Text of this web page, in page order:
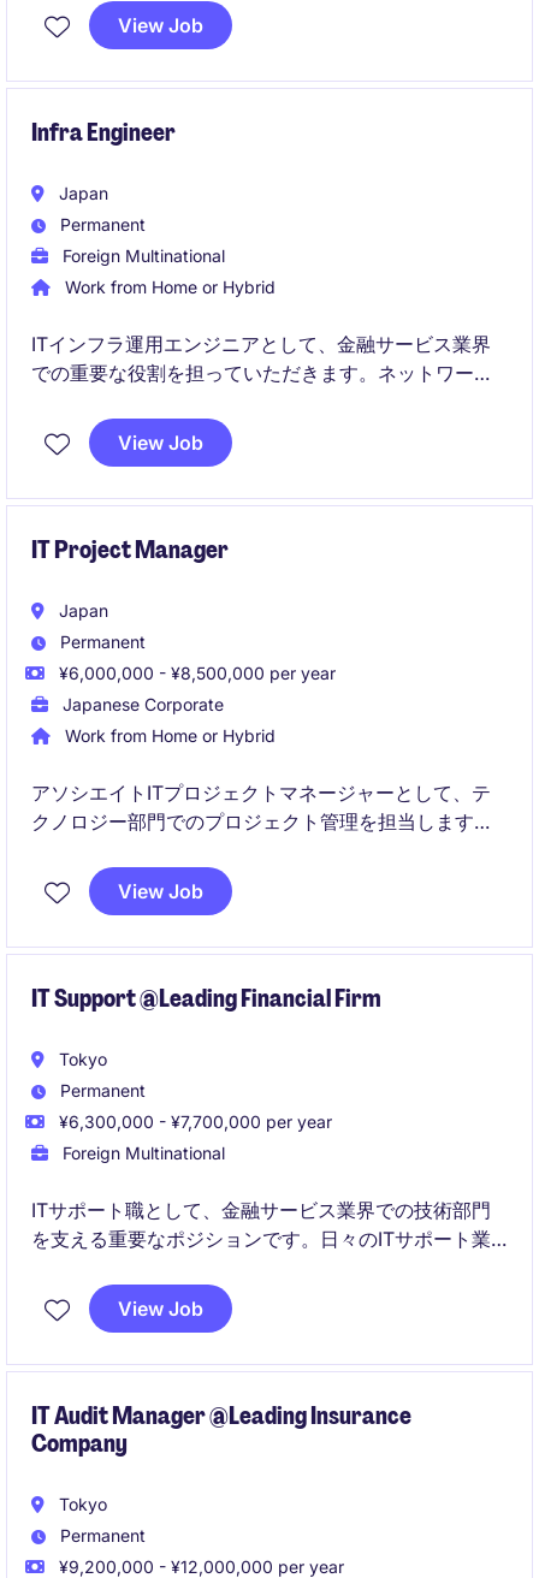
理を通じて、ビジネス目標達成をサポートするポジシ
ョンです。
View Job
Infra Engineer
Japan
Permanent
Foreign Multinational
Work from Home or Hybrid
ITインフラ運用エンジニアとして、金融サービス業界
での重要な役割を担っていただきます。ネットワー
術的な課題を解決し、業務効率を向上させることが期
待されます。
View Job
IT Project Manager
Japan
Permanent
¥6,000,000 - ¥8,500,000 per year
Japanese Corporate
Work from Home or Hybrid
アソシエイトITプロジェクトマネージャーとして、テ
クノロジー部門でのプロジェクト管理を担当します。
ためのスキルと知識が求められます。
View Job
IT Support @Leading Financial Firm
Tokyo
Permanent
¥6,300,000 - ¥7,700,000 per year
Foreign Multinational
ITサポート職として、金融サービス業界での技術部門
を支える重要なポジションです。日々のITサポート業
解決することが求められます。
View Job
IT Audit Manager @Leading Insurance
Company
Tokyo
Permanent
¥9,200,000 - ¥12,000,000 per year